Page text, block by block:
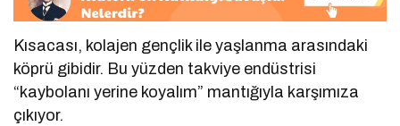
Kısacası, kolajen gençlik ile yaşlanma arasındaki
köprü gibidir. Bu yüzden takviye endüstrisi
“kaybolanı yerine koyalım” mantığıyla karşımıza
çıkıyor.